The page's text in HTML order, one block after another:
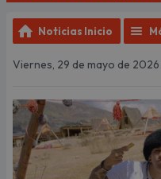
Noticias Inicio
Viernes, 29 de mayo de 2026